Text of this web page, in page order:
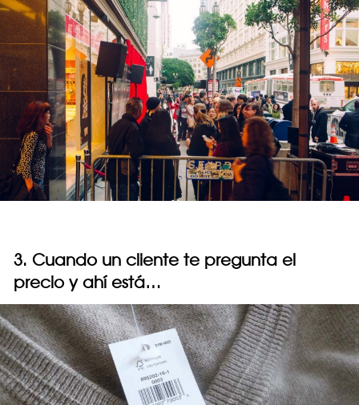
3. Cuando un cliente te pregunta el
precio y ahí está…